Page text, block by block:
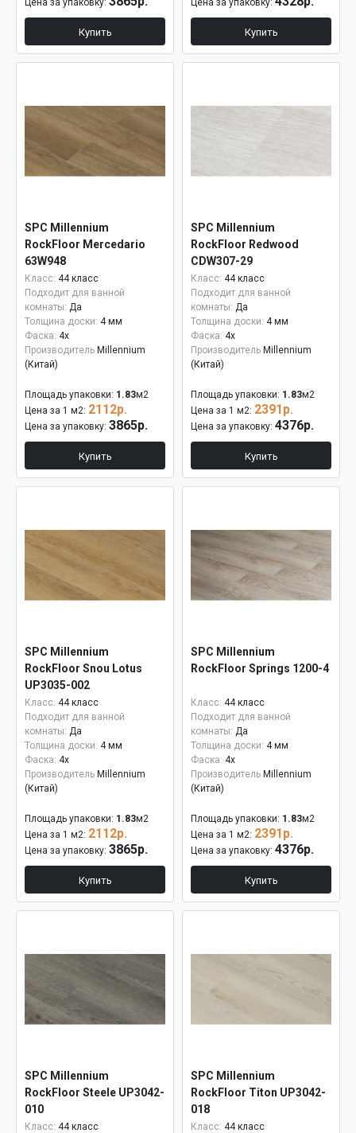
Цена за упаковку:
Купить
Цена за упаковку:
Купить
SPC Millennium
RockFloor Mercedario
63W948
Класс: 44 класс
Подходит для ванной
комнаты: Да
Толщина доски: 4 мм
Фаска: 4x
Производитель Millennium
(Китай)
Площадь упаковки: 1.83м2
Цена за 1 м2: 2112р.
Цена за упаковку: 3865р.
Купить
SPC Millennium
RockFloor Redwood
CDW307-29
Класс: 44 класс
Подходит для ванной
комнаты: Да
Толщина доски: 4 мм
Фаска: 4x
Производитель Millennium
(Китай)
Площадь упаковки: 1.83м2
Цена за 1 м2: 2391р.
Цена за упаковку: 4376р.
Купить
SPC Millennium
RockFloor Snou Lotus
UP3035-002
Класс: 44 класс
Подходит для ванной
комнаты: Да
Толщина доски: 4 мм
Фаска: 4x
Производитель Millennium
(Китай)
Площадь упаковки: 1.83м2
Цена за 1 м2: 2112р.
Цена за упаковку: 3865р.
Купить
SPC Millennium
RockFloor Springs 1200-4
Класс: 44 класс
Подходит для ванной
комнаты: Да
Толщина доски: 4 мм
Фаска: 4x
Производитель Millennium
(Китай)
Площадь упаковки: 1.83м2
Цена за 1 м2: 2391р.
Цена за упаковку: 4376р.
Купить
SPC Millennium
RockFloor Steele UP3042-
010
Класс: 44 класс
SPC Millennium
RockFloor Titon UP3042-
018
Класс: 44 класс